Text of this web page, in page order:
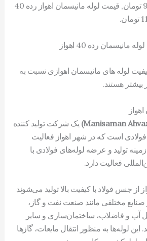
سایز 5 اینچ 9.400.000 تومان, قیمت لوله مانیسمان اهواز رده 40
لوله های مانیسمان اهوازی نسبت به
بیشتر هستند.
یک شرکت تولید کننده
فولادی است که در شهر اهواز فعالیت
تولید و عرضه لوله‌های فولادی با
فعالیت دارد.
از جنس فولاد با کیفیت بالا تولید می‌شوند
صنایع مختلفی مانند صنعت نفت و گاز،
آب و فاضلاب، ساختمان‌سازی و سایر
لوله‌ها به منظور انتقال مایعات، گازها